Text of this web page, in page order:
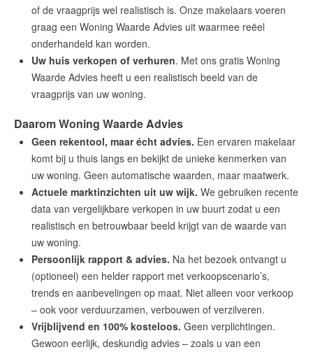
of de vraagprijs wel realistisch is. Onze makelaars voeren
graag een Woning Waarde Advies uit waarmee reëel
onderhandeld kan worden.
Uw huis verkopen of verhuren. Met ons gratis Woning
Waarde Advies heeft u een realistisch beeld van de
vraagprijs van uw woning.
Daarom Woning Waarde Advies
Geen rekentool, maar écht advies. Een ervaren makelaar
komt bij u thuis langs en bekijkt de unieke kenmerken van
uw woning. Geen automatische waarden, maar maatwerk.
Actuele marktinzichten uit uw wijk. We gebruiken recente
data van vergelijkbare verkopen in uw buurt zodat u een
realistisch en betrouwbaar beeld krijgt van de waarde van
uw woning.
Persoonlijk rapport & advies. Na het bezoek ontvangt u
(optioneel) een helder rapport met verkoopscenario’s,
trends en aanbevelingen op maat. Niet alleen voor verkoop
– ook voor verduurzamen, verbouwen of verzilveren.
Vrijblijvend en 100% kosteloos. Geen verplichtingen.
Gewoon eerlijk, deskundig advies – zoals u van een